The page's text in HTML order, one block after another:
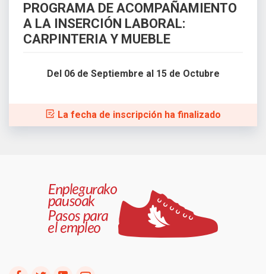
PROGRAMA DE ACOMPAÑAMIENTO
A LA INSERCIÓN LABORAL:
CARPINTERIA Y MUEBLE
Del 06 de Septiembre al 15 de Octubre
La fecha de inscripción ha finalizado